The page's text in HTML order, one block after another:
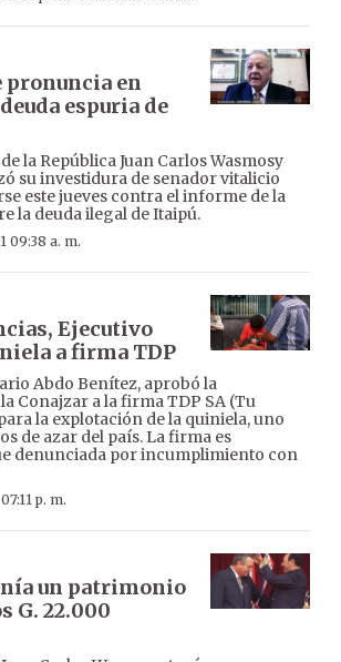
pronuncia en
espuria de
la República Juan Carlos Wasmosy
su investidura de senador vitalicio
este jueves contra el informe de la
la deuda ilegal de Itaipú.
09:38 a. m.
Ejecutivo
a firma TDP
Abdo Benítez, aprobó la
Conajzar a la firma TDP SA (Tu
la explotación de la quiniela, uno
de azar del país. La firma es
denunciada por incumplimiento con
p. m.
un patrimonio
G. 22.000